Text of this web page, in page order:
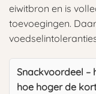
eiwitbron en is
toevoegingen.
Snackvoordeel –
hoe hoger de